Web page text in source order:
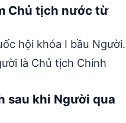
Chủ tịch nước từ
hội khóa I bầu Người.
là Chủ tịch Chính
sau khi Người qua